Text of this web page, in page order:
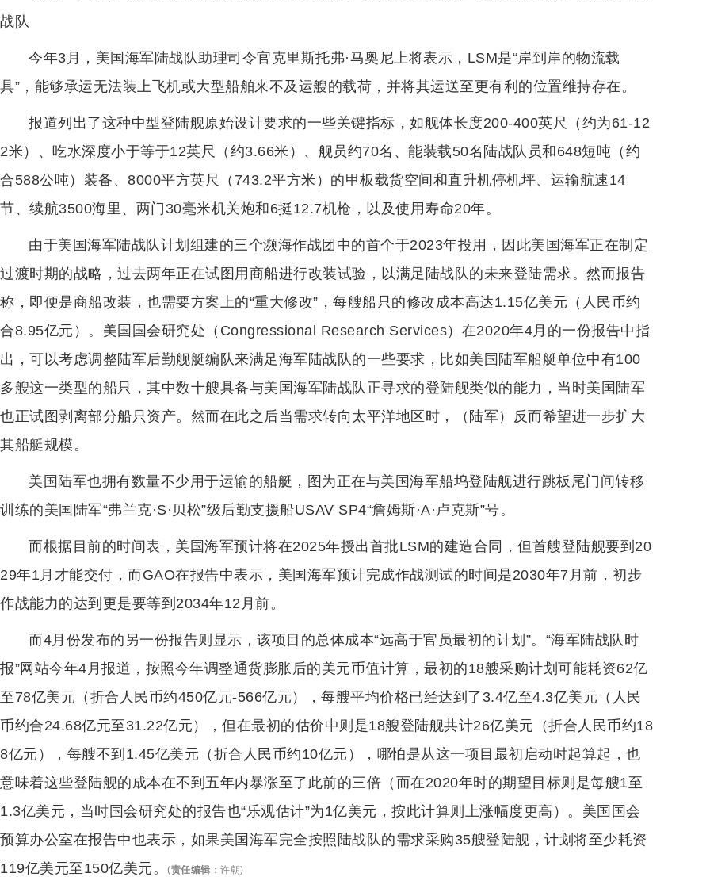
战队
今年3月，美国海军陆战队助理司令官克里斯托弗·马奥尼上将表示，LSM是“岸到岸的物流载
具”，能够承运无法装上飞机或大型船舶来不及运艘的载荷，并将其运送至更有利的位置维持存在。
报道列出了这种中型登陆舰原始设计要求的一些关键指标，如舰体长度200-400英尺（约为61-12
2米）、吃水深度小于等于12英尺（约3.66米）、舰员约70名、能装载50名陆战队员和648短吨（约
合588公吨）装备、8000平方英尺（743.2平方米）的甲板载货空间和直升机停机坪、运输航速14
节、续航3500海里、两门30毫米机关炮和6挺12.7机枪，以及使用寿命20年。
由于美国海军陆战队计划组建的三个濒海作战团中的首个于2023年投用，因此美国海军正在制定
过渡时期的战略，过去两年正在试图用商船进行改装试验，以满足陆战队的未来登陆需求。然而报告
称，即便是商船改装，也需要方案上的“重大修改”，每艘船只的修改成本高达1.15亿美元（人民币约
合8.95亿元）。美国国会研究处（Congressional Research Services）在2020年4月的一份报告中指
出，可以考虑调整陆军后勤舰艇编队来满足海军陆战队的一些要求，比如美国陆军船艇单位中有100
多艘这一类型的船只，其中数十艘具备与美国海军陆战队正寻求的登陆舰类似的能力，当时美国陆军
也正试图剥离部分船只资产。然而在此之后当需求转向太平洋地区时，（陆军）反而希望进一步扩大
其船艇规模。
美国陆军也拥有数量不少用于运输的船艇，图为正在与美国海军船坞登陆舰进行跳板尾门间转移
训练的美国陆军“弗兰克·S·贝松”级后勤支援船USAV SP4“詹姆斯·A·卢克斯”号。
而根据目前的时间表，美国海军预计将在2025年授出首批LSM的建造合同，但首艘登陆舰要到20
29年1月才能交付，而GAO在报告中表示，美国海军预计完成作战测试的时间是2030年7月前，初步
作战能力的达到更是要等到2034年12月前。
而4月份发布的另一份报告则显示，该项目的总体成本“远高于官员最初的计划”。“海军陆战队时
报”网站今年4月报道，按照今年调整通货膨胀后的美元币值计算，最初的18艘采购计划可能耗资62亿
至78亿美元（折合人民币约450亿元-566亿元），每艘平均价格已经达到了3.4亿至4.3亿美元（人民
币约合24.68亿元至31.22亿元），但在最初的估价中则是18艘登陆舰共计26亿美元（折合人民币约18
8亿元），每艘不到1.45亿美元（折合人民币约10亿元），哪怕是从这一项目最初启动时起算起，也
意味着这些登陆舰的成本在不到五年内暴涨至了此前的三倍（而在2020年时的期望目标则是每艘1至
1.3亿美元，当时国会研究处的报告也“乐观估计”为1亿美元，按此计算则上涨幅度更高）。美国国会
预算办公室在报告中也表示，如果美国海军完全按照陆战队的需求采购35艘登陆舰，计划将至少耗资
119亿美元至150亿美元。
(责任编辑 ： 许朝)